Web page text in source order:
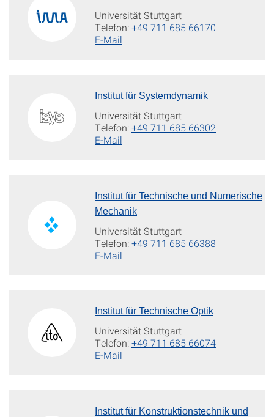
Universität Stuttgart
Telefon:+49 711 685 66170
E-Mail
Institut für Systemdynamik
Universität Stuttgart
Telefon:+49 711 685 66302
E-Mail
Institut für Technische und Numerische
Mechanik
Universität Stuttgart
Telefon:+49 711 685 66388
E-Mail
Institut für Technische Optik
Universität Stuttgart
Telefon:+49 711 685 66074
E-Mail
Institut für Konstruktionstechnik und